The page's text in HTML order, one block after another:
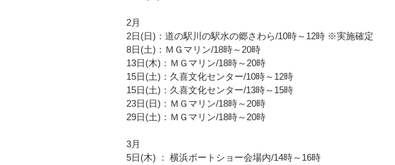
2月
2日(日)：道の駅川の駅水の郷さわら/10時～12時 ※実施確定
8日(土)：ＭＧマリン/18時～20時
13日(木)：ＭＧマリン/18時～20時
15日(土)：久喜文化センター/10時～12時
15日(土)：久喜文化センター/13時～15時
23日(日)：ＭＧマリン/18時～20時
29日(土)：ＭＧマリン/18時～20時
3月
5日(木) ： 横浜ボートショー会場内/14時～16時